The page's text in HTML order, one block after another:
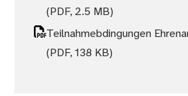
(PDF, 2.5 MB)
Teilnahmebdingungen
(PDF, 138 KB)